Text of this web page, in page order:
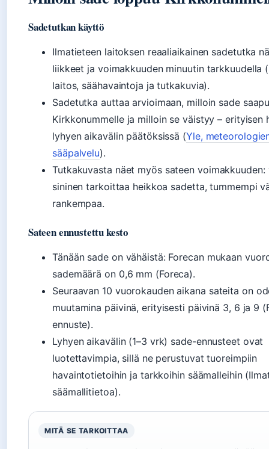
Sadetutkan käyttö
Ilmatieteen laitoksen reaaliaikainen sadetutka
liikkeet ja voimakkuuden minuutin tarkkuudella
laitos, säähavaintoja ja tutkakuvia).
Sadetutka auttaa arvioimaan, milloin sade
Kirkkonummelle ja milloin se väistyy – erityisen
lyhyen aikavälin päätöksissä (Yle,
sääpalvelu).
Tutkakuvasta näet myös sateen voimakkuuden:
sininen tarkoittaa heikkoa sadetta, tummempi
rankempaa.
Sateen ennustettu kesto
Tänään sade on vähäistä: Forecan mukaan
sademäärä on 0,6 mm (Foreca).
Seuraavan 10 vuorokauden aikana sateita on
muutamina päivinä, erityisesti päivinä 3, 6 ja 9
ennuste).
Lyhyen aikavälin (1–3 vrk) sade-ennusteet ovat
luotettavimpia, sillä ne perustuvat tuoreimpiin
havaintotietoihin ja tarkkoihin säämalleihin
säämallitietoa).
MITÄ SE TARKOITTAA